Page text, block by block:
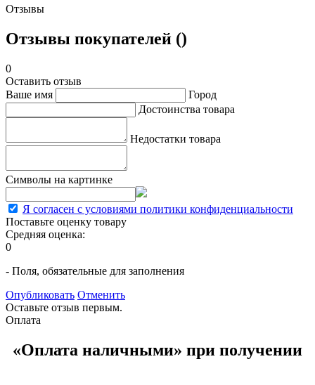
Отзывы
Отзывы покупателей ()
0
Оставить отзыв
Ваше имя
Город
Достоинства товара
Недостатки товара
Символы на картинке
Я согласен с условиями политики конфиденциальности
Поставьте оценку товару
Средняя оценка:
0
- Поля, обязательные для заполнения
Опубликовать Отменить
Оставьте отзыв первым.
Оплата
«Оплата наличными» при получении